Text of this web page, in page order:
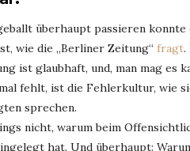
überhaupt passieren konnte
wie die „Berliner Zeitung“ fragt.
ist glaubhaft, und, man mag es
fehlt, ist die Fehlerkultur, wie
sprechen.
nicht, warum beim
hat. Und überhaupt: